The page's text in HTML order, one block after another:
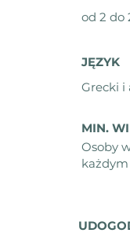
od 2 do
JĘZYK
Grecki i
MIN.
Osoby